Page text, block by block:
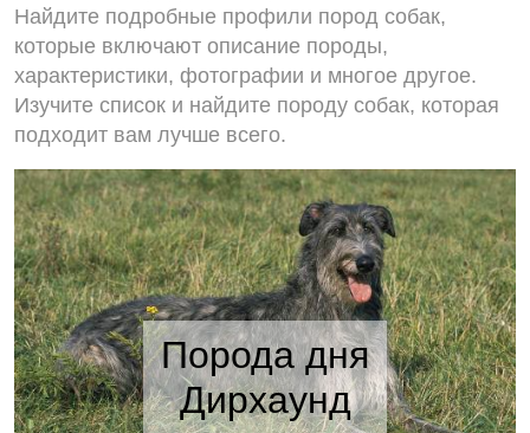
Найдите подробные профили пород собак,
которые включают описание породы,
характеристики, фотографии и многое другое.
Изучите список и найдите породу собак, которая
подходит вам лучше всего.
Порода дня
Дирхаунд